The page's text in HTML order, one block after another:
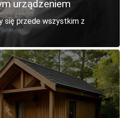
urządzeniem
się przede wszystkim z